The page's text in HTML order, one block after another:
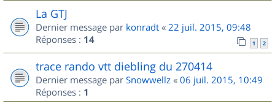
La GTJ
Dernier message par konradt « 22 juil. 2015, 09:48
Réponses : 14 1 2
trace rando vtt diebling du 270414
Dernier message par Snowwellz « 06 juil. 2015, 10:49
Réponses : 1